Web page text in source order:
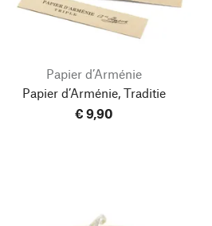
Papier d’Arménie
Papier d’Arménie, Traditie
€ 9,90